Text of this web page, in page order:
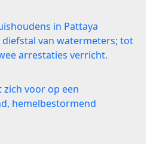
in Pattaya
van watermeters; tot
arrestaties verricht.
zich voor op een
hemelbestormend